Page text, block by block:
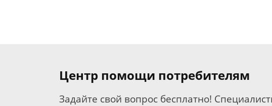
Центр помощи потребителям
Задайте свой вопрос бесплатно!